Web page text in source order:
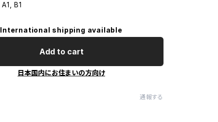
B1
International shipping available
Add to cart
日本国内にお住まいの方向け
通報する